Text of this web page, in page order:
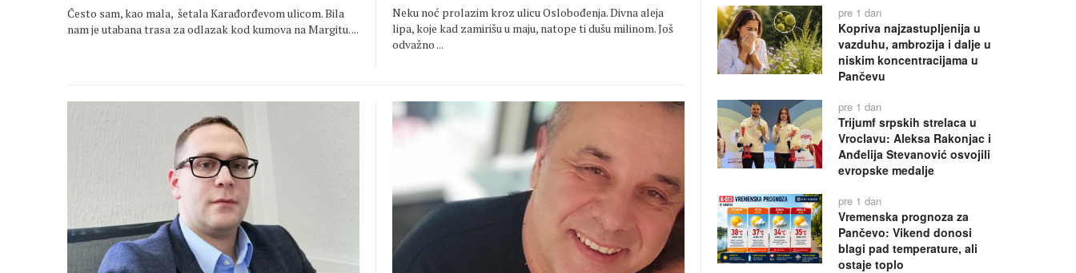
Često sam, kao mala, šetala Karađorđevom ulicom. Bila
nam je utabana trasa za odlazak kod kumova na Margitu. ...
Neku noć prolazim kroz ulicu Oslobođenja. Divna aleja
lipa, koje kad zamirišu u maju, natope ti dušu milinom. Još
odvažno ...
pre 1 dan
Kopriva najzastupljenija u
vazduhu, ambrozija i dalje u
niskim koncentracijama u
Pančevu
pre 1 dan
Trijumf srpskih strelaca u
Vroclavu: Aleksa Rakonjac i
Anđelija Stevanović osvojili
evropske medalje
pre 1 dan
Vremenska prognoza za
Pančevo: Vikend donosi
blagi pad temperature, ali
ostaje toplo